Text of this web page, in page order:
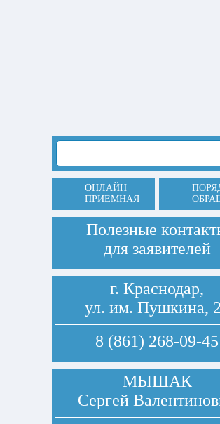
ОНЛАЙН
ПРИЕМНАЯ
Полезные
для заявителей
г. Краснодар,
ул. им. Пушкина,
8 (861) 268-09-45
МЫШАК
Сергей